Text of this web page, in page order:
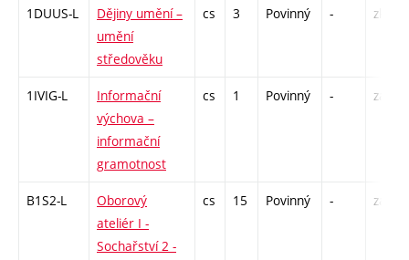
1DUUS-L
Dějiny umění –
umění
středověku
cs 3 Povinný - zk
1IVIG-L
Informační
výchova –
informační
gramotnost
cs 1 Povinný - zá
B1S2-L
Oborový
ateliér I -
Sochařství 2 -
cs 15 Povinný - zá,zk